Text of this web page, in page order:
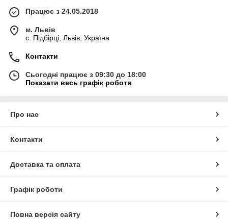
Працює з 24.05.2018
м. Львів
c. Підбірці, Львів, Україна
Контакти
Сьогодні працює з 09:30 до 18:00
Показати весь графік роботи
Про нас
Контакти
Доставка та оплата
Графік роботи
Повна версія сайту